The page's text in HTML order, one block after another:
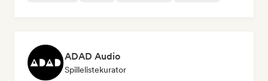
ADAD Audio
Spillelistekurator